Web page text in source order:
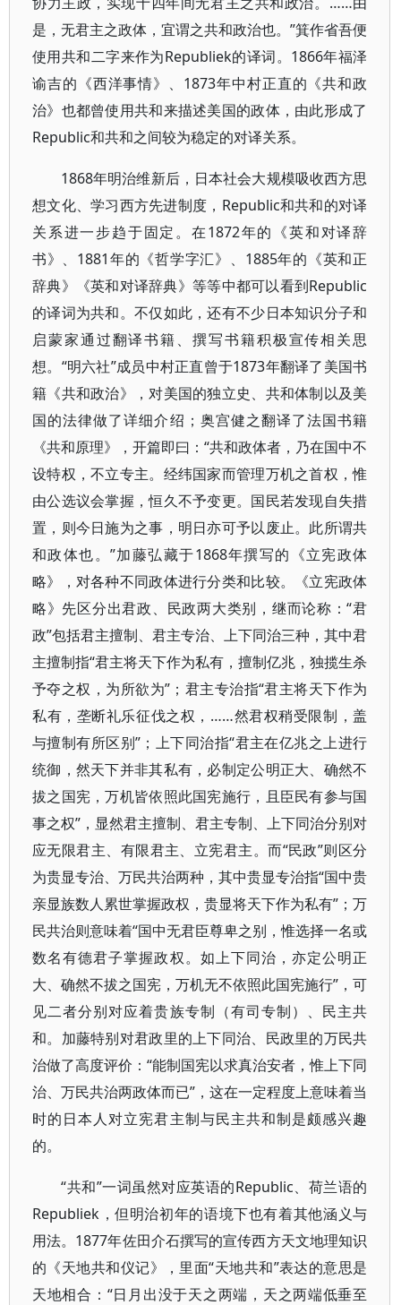
是，无君主之政体，宜谓之共和政治也。”箕作省吾便
使用共和二字来作为Republiek的译词。1866年福泽
谕吉的《西洋事情》、1873年中村正直的《共和政
治》也都曾使用共和来描述美国的政体，由此形成了
Republic和共和之间较为稳定的对译关系。
1868年明治维新后，日本社会大规模吸收西方思
想文化、学习西方先进制度，Republic和共和的对译
关系进一步趋于固定。在1872年的《英和对译辞
书》、1881年的《哲学字汇》、1885年的《英和正
辞典》《英和对译辞典》等等中都可以看到Republic
的译词为共和。不仅如此，还有不少日本知识分子和
启蒙家通过翻译书籍、撰写书籍积极宣传相关思
想。“明六社”成员中村正直曾于1873年翻译了美国书
籍《共和政治》，对美国的独立史、共和体制以及美
国的法律做了详细介绍；奥宫健之翻译了法国书籍
《共和原理》，开篇即曰：“共和政体者，乃在国中不
设特权，不立专主。经纬国家而管理万机之首权，惟
由公选议会掌握，恒久不予变更。国民若发现自失措
置，则今日施为之事，明日亦可予以废止。此所谓共
和政体也。”加藤弘藏于1868年撰写的《立宪政体
略》，对各种不同政体进行分类和比较。《立宪政体
略》先区分出君政、民政两大类别，继而论称：“君
政”包括君主擅制、君主专治、上下同治三种，其中君
主擅制指“君主将天下作为私有，擅制亿兆，独揽生杀
予夺之权，为所欲为”；君主专治指“君主将天下作为
私有，垄断礼乐征伐之权，……然君权稍受限制，盖
与擅制有所区别”；上下同治指“君主在亿兆之上进行
统御，然天下并非其私有，必制定公明正大、确然不
拔之国宪，万机皆依照此国宪施行，且臣民有参与国
事之权”，显然君主擅制、君主专制、上下同治分别对
应无限君主、有限君主、立宪君主。而“民政”则区分
为贵显专治、万民共治两种，其中贵显专治指“国中贵
亲显族数人累世掌握政权，贵显将天下作为私有”；万
民共治则意味着“国中无君臣尊卑之别，惟选择一名或
数名有德君子掌握政权。如上下同治，亦定公明正
大、确然不拔之国宪，万机无不依照此国宪施行”，可
见二者分别对应着贵族专制（有司专制）、民主共
和。加藤特别对君政里的上下同治、民政里的万民共
治做了高度评价：“能制国宪以求真治安者，惟上下同
治、万民共治两政体而已”，这在一定程度上意味着当
时的日本人对立宪君主制与民主共和制是颇感兴趣
的。
“共和”一词虽然对应英语的Republic、荷兰语的
Republiek，但明治初年的语境下也有着其他涵义与
用法。1877年佐田介石撰写的宣传西方天文地理知识
的《天地共和仪记》，里面“天地共和”表达的意思是
天地相合：“日月出没于天之两端，天之两端低垂至